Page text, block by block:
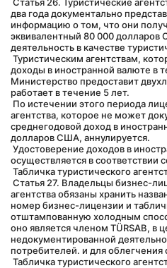
два года документально
информацию о том, что они
эквивалентный 80 000
деятельность в качестве
доходы в иностранной валюте в
Министерство предоставит
работает в течение 5 лет.
агентства, которое не может
среднегодовой доход в
долларов США, аннулируется.
осуществляется в соответствии
Табличка туристического
агентства обязаны хранить
номер бизнес-лицензии и
отштампованную холодным
оно является членом TÜRSAB, в
недокументированной
потребителей. и для облегчения
Табличка туристического